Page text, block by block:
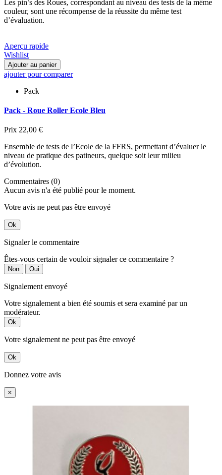
Les pin’s des Roues, correspondant au niveau des tests de la même
couleur, sont une récompense de la réussite du même test
d’évaluation.
Aperçu rapide
Wishlist
Ajouter au panier
ajouter pour comparer
Pack
Pack - Roue Roller Ecole Bleu
Prix 22,00 €
Ensemble de tests de l’Ecole de la FFRS, permettant d’évaluer le
niveau de pratique des patineurs, quelque soit leur milieu
d’évolution.
Commentaires (0)
Aucun avis n'a été publié pour le moment.
Votre avis ne peut pas être envoyé
Ok
Signaler le commentaire
Êtes-vous certain de vouloir signaler ce commentaire ?
Non Oui
Signalement envoyé
Votre signalement a bien été soumis et sera examiné par un
modérateur.
Ok
Votre signalement ne peut pas être envoyé
Ok
Donnez votre avis
×